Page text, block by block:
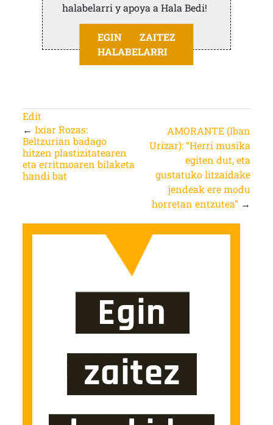
halabelarri y apoya a Hala Bedi!
EGIN ZAITEZ
HALABELARRI
Edit
← Ixiar Rozas:
Beltzurian badago
hitzen plastizitatearen
eta erritmoaren bilaketa
handi bat
AMORANTE (Iban
Urizar): “Herri musika
egiten dut, eta
gustatuko litzaidake
jendeak ere modu
horretan entzutea” →